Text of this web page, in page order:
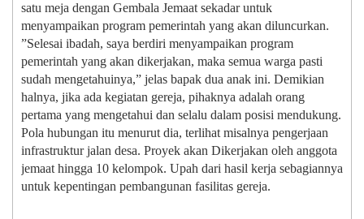
satu meja dengan Gembala Jemaat sekadar untuk
menyampaikan program pemerintah yang akan diluncurkan.
”Selesai ibadah, saya berdiri menyampaikan program
pemerintah yang akan dikerjakan, maka semua warga pasti
sudah mengetahuinya,” jelas bapak dua anak ini. Demikian
halnya, jika ada kegiatan gereja, pihaknya adalah orang
pertama yang mengetahui dan selalu dalam posisi mendukung.
Pola hubungan itu menurut dia, terlihat misalnya pengerjaan
infrastruktur jalan desa. Proyek akan Dikerjakan oleh anggota
jemaat hingga 10 kelompok. Upah dari hasil kerja sebagiannya
untuk kepentingan pembangunan fasilitas gereja.